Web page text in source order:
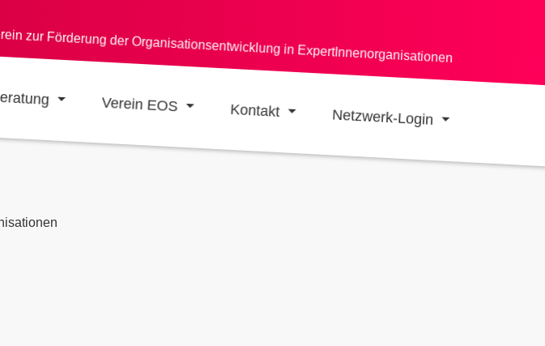
zur Förderung der Organisationsentwicklung in ExpertInnenorganisationen
Verein EOS Kontakt Netzwerk-Login